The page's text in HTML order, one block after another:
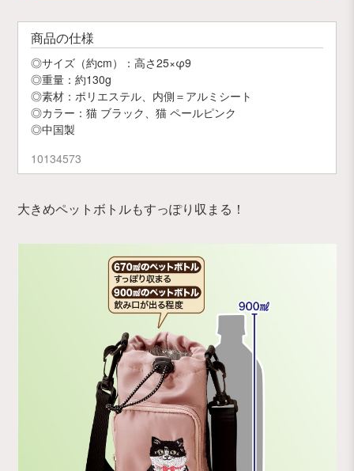
商品の仕様
◎サイズ（約cm）：高さ25×φ9
◎重量：約130g
◎素材：ポリエステル、内側＝アルミシート
◎カラー：猫 ブラック、猫 ペールピンク
◎中国製
10134573
大きめペットボトルもすっぽり収まる！